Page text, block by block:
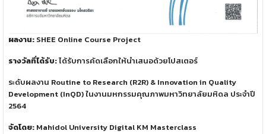
ผลงาน: SHEE Online Course Project
รางวัลที่ได้รับ:ได้รับการคัดเลือกให้นำเสนอด้วยโปสเตอร์
ระดับผลงาน Routine to Research (R2R) & Innovation in Quality
Development (InQD) ในงานมหกรรมคุณภาพมหาวิทยาลัยมหิดล ประจำปี
2564
จัดโดย: Mahidol University Digital KM Masterclass